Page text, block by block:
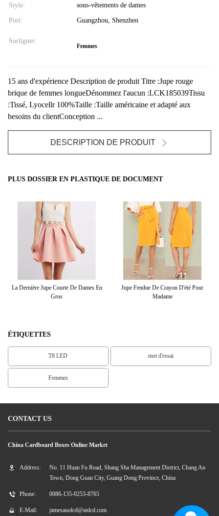
Style: sous-vêtements de dames
Port: Guangzhou, Shenzhen
Surligner:
Femmes
15 ans d'expérience Description de produit Titre :Jupe rouge
brique de femmes longueDénommez l'aucun :LCK185039Tissu
:Tissé, Lyocellr 100%Taille :Taille américaine et adapté aux
besoins du clientConception ...
DESCRIPTION DE PRODUIT
PLUS DOSSIER EN PLASTIQUE DE DOCUMENT
La Dernière Jupe Courte De Dames En
Gros
Jupe Fendue De Crayon D'été Pour
Madame
ÉTIQUETTES
T8 LED mot d'essai
Femmes
CONTACT US
China Cardboard Boxes Online Market
Address:
No. 11 Huan Fu Road, Shang Sha Management District, Chang An
Town, Dong Guan City, Guang Dong Province, China
Phone: 0086-135-0253-8765
E-Mail: jamesauolcd@anlcd.com